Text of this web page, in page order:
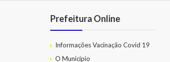
Prefeitura Online
Informações Vacinação Covid 19
O Município